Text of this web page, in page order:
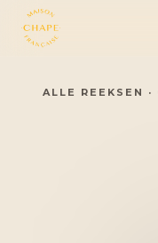
ALLE REEKSEN ·